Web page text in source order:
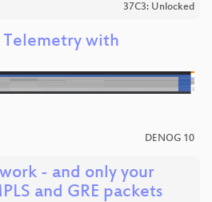
37C3: Unlocked
with
DENOG 10
- and only your
and GRE packets